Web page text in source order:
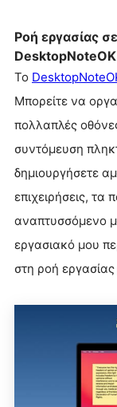
Ροή εργασίας
DesktopNoteOK
Το
Μπορείτε να
πολλαπλές
συντόμευση
δημιουργήσετε
επιχειρήσεις, τα
αναπτυσσόμενο
εργασιακό μου
στη ροή